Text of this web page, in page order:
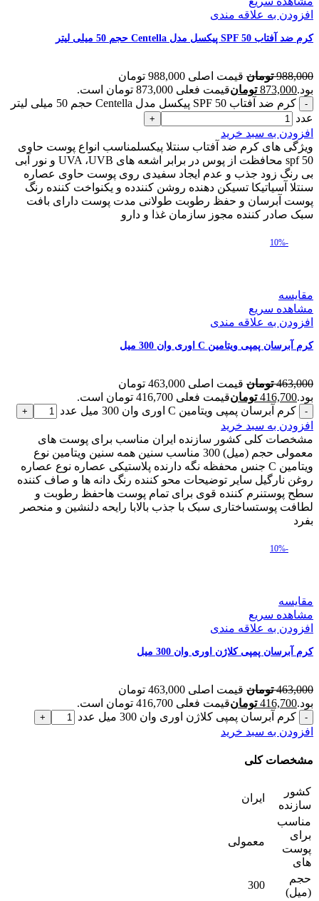
افزودن به علاقه مندی
کرم ضد آفتاب SPF 50 پیکسل مدل Centella حجم 50 میلی لیتر
988,000 تومان
قیمت اصلی 988,000 تومان
بود.873,000 تومانقیمت فعلی 873,000 تومان است.
کرم ضد آفتاب SPF 50 پیکسل مدل Centella حجم 50 میلی لیتر
عدد
افزودن به سبد خرید
ویژگی های کرم ضد آفتاب سنتلا پیکسلمناسب انواع پوست حاوی
spf 50 محافظت از پوس در برابر اشعه های UVA ،UVB و نور آبی
بی رنگ زود جذب و عدم ایجاد سفیدی روی پوست حاوی عصاره
سنتلا آسیاتیکا تسیکن دهنده روشن کنندده و یکنواخت کننده رنگ
پوست آبرسان و حفظ رطوبت طولانی مدت پوست دارای بافت
سبک صادر کننده مجوز سازمان غذا و دارو
-10%
مقایسه
مشاهده سریع
افزودن به علاقه مندی
کرم آبرسان پمپی ویتامین C اوری وان 300 میل
463,000 تومان
قیمت اصلی 463,000 تومان
بود.416,700 تومانقیمت فعلی 416,700 تومان است.
کرم آبرسان پمپی ویتامین C اوری وان 300 میل عدد
افزودن به سبد خرید
مشخصات کلی کشور سازنده ایران مناسب برای پوست های
معمولی حجم (میل) 300 مناسب سنین همه سنین ویتامین نوع
ویتامین C جنس محفظه نگه دارنده پلاستیکی عصاره نوع عصاره
روغن نارگیل سایر توضیحات محو کننده رنگ دانه ها و صاف کننده
سطح پوستنرم کننده قوی برای تمام پوست هاحفظ رطوبت و
لطافت پوستساختاری سبک با جذب بالابا رایحه دلنشین و منحصر
بفرد
-10%
مقایسه
مشاهده سریع
افزودن به علاقه مندی
کرم آبرسان پمپی کلاژن اوری وان 300 میل
463,000 تومان
قیمت اصلی 463,000 تومان
بود.416,700 تومانقیمت فعلی 416,700 تومان است.
کرم آبرسان پمپی کلاژن اوری وان 300 میل عدد
افزودن به سبد خرید
مشخصات کلی
کشور
سازنده
ایران
مناسب
برای
پوست
های
معمولی
حجم
(میل)
300